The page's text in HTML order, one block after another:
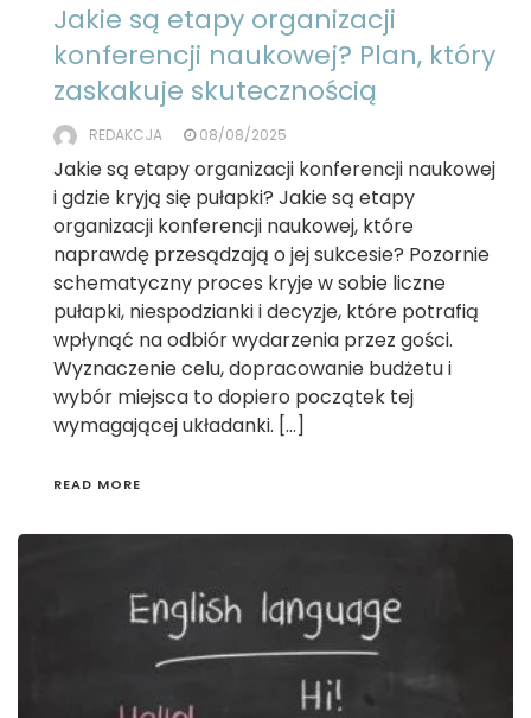
Jakie są etapy organizacji
konferencji naukowej? Plan, który
zaskakuje skutecznością
REDAKCJA 08/08/2025
Jakie są etapy organizacji konferencji naukowej
i gdzie kryją się pułapki? Jakie są etapy
organizacji konferencji naukowej, które
naprawdę przesądzają o jej sukcesie? Pozornie
schematyczny proces kryje w sobie liczne
pułapki, niespodzianki i decyzje, które potrafią
wpłynąć na odbiór wydarzenia przez gości.
Wyznaczenie celu, dopracowanie budżetu i
wybór miejsca to dopiero początek tej
wymagającej układanki. […]
READ MORE